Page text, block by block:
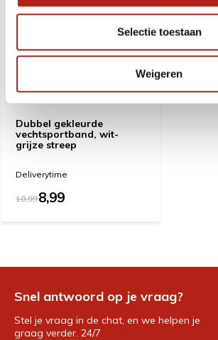
Selectie toestaan
Weigeren
Dubbel gekleurde
vechtsportband, wit-
grijze streep
Deliverytime
10,998,99
Snel antwoord op je vraag?
Stel je vraag in de chat, en we helpen je
graag verder. 24/7